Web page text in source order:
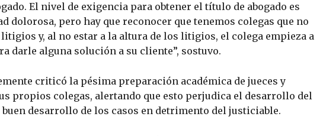
El nivel de exigencia para obtener el título de abogado es
dolorosa, pero hay que reconocer que tenemos colegas que no
y, al no estar a la altura de los litigios, el colega empieza a
darle alguna solución a su cliente”, sostuvo.
criticó la pésima preparación académica de jueces y
propios colegas, alertando que esto perjudica el desarrollo del
desarrollo de los casos en detrimento del justiciable.